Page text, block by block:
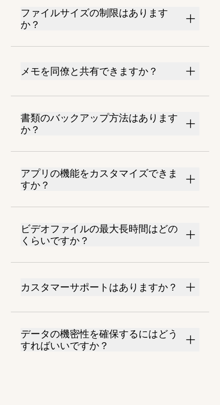
ファイルサイズの制限はあります
か？
メモを同僚と共有できますか？
書類のバックアップ方法はあります
か？
アプリの機能をカスタマイズできま
すか？
ビデオファイルの最大長時間はどの
くらいですか？
カスタマーサポートはありますか？
データの機密性を確保するにはどう
すればいいですか？